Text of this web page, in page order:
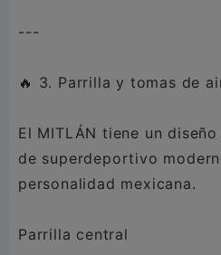
---
🔥 3. Parrilla y tomas de
El MITLÁN tiene un
de superdeportivo
personalidad mexicana.
Parrilla central